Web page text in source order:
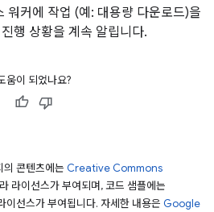
워커에 작업 (예: 대용량 다운로드)을
행 상황을 계속 알립니다.
움이 되었나요?
의 콘텐츠에는 Creative Commons
라이선스가 부여되며, 코드 샘플에는
이선스가 부여됩니다. 자세한 내용은 Google